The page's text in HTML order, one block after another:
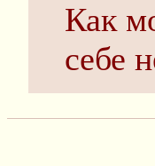
Как
себе